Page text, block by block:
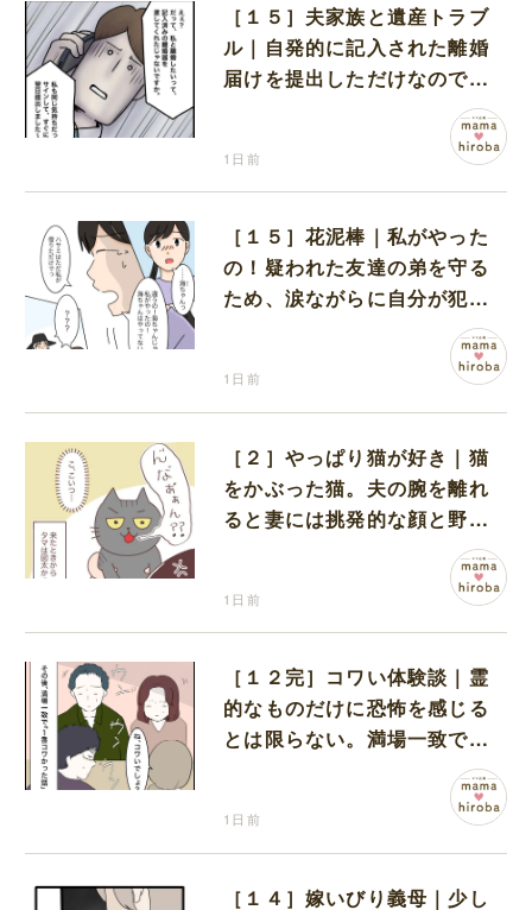
［１５］夫家族と遺産トラブ
ル｜自発的に記入された離婚
届けを提出しただけなので、
1日前
［１５］花泥棒｜私がやった
の！疑われた友達の弟を守る
ため、涙ながらに自分が犯人
1日前
［２］やっぱり猫が好き｜猫
をかぶった猫。夫の腕を離れ
ると妻には挑発的な顔と野太
1日前
［１２完］コワい体験談｜霊
的なものだけに恐怖を感じる
とは限らない。満場一致でコ
ワいと認定された意外な体験
1日前
［１４］嫁いびり義母｜少し